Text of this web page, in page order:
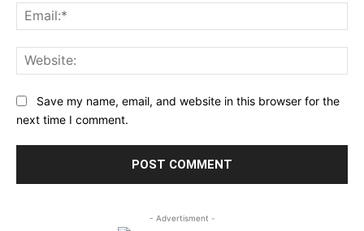
Save my name, email, and website in this browser for the
next time I comment.
- Advertisment -